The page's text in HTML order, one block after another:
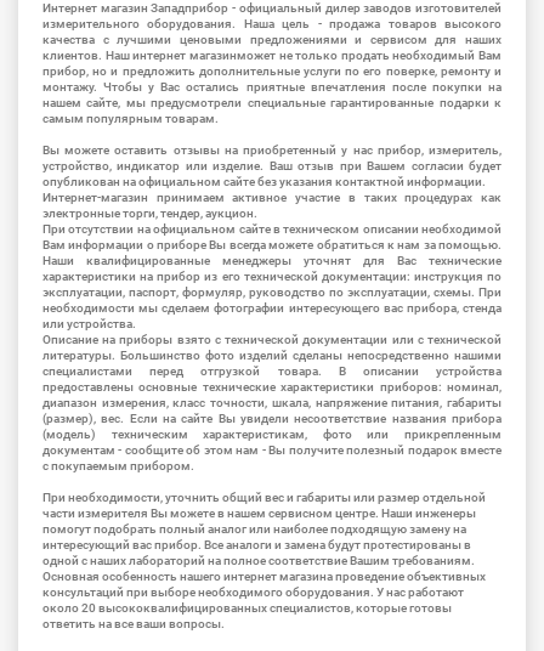
Интернет магазин Западприбор - официальный дилер заводов изготовителей
измерительного оборудования. Наша цель - продажа товаров высокого
качества с лучшими ценовыми предложениями и сервисом для наших
клиентов. Наш интернет магазинможет не только продать необходимый Вам
прибор, но и предложить дополнительные услуги по его поверке, ремонту и
монтажу. Чтобы у Вас остались приятные впечатления после покупки на
нашем сайте, мы предусмотрели специальные гарантированные подарки к
самым популярным товарам.
Вы можете оставить отзывы на приобретенный у нас прибор, измеритель,
устройство, индикатор или изделие. Ваш отзыв при Вашем согласии будет
опубликован на официальном сайте без указания контактной информации.
Интернет-магазин принимаем активное участие в таких процедурах как
электронные торги, тендер, аукцион.
При отсутствии на официальном сайте в техническом описании необходимой
Вам информации о приборе Вы всегда можете обратиться к нам за помощью.
Наши квалифицированные менеджеры уточнят для Вас технические
характеристики на прибор из его технической документации: инструкция по
эксплуатации, паспорт, формуляр, руководство по эксплуатации, схемы. При
необходимости мы сделаем фотографии интересующего вас прибора, стенда
или устройства.
Описание на приборы взято с технической документации или с технической
литературы. Большинство фото изделий сделаны непосредственно нашими
специалистами перед отгрузкой товара. В описании устройства
предоставлены основные технические характеристики приборов: номинал,
диапазон измерения, класс точности, шкала, напряжение питания, габариты
(размер), вес. Если на сайте Вы увидели несоответствие названия прибора
(модель) техническим характеристикам, фото или прикрепленным
документам - сообщите об этом нам - Вы получите полезный подарок вместе
с покупаемым прибором.
При необходимости, уточнить общий вес и габариты или размер отдельной
части измерителя Вы можете в нашем сервисном центре. Наши инженеры
помогут подобрать полный аналог или наиболее подходящую замену на
интересующий вас прибор. Все аналоги и замена будут протестированы в
одной с наших лабораторий на полное соответствие Вашим требованиям.
Основная особенность нашего интернет магазина проведение объективных
консультаций при выборе необходимого оборудования. У нас работают
около 20 высококвалифицированных специалистов, которые готовы
ответить на все ваши вопросы.